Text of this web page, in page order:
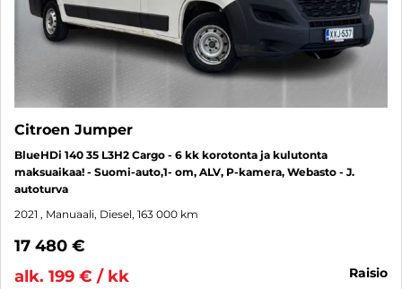
Citroen Jumper
BlueHDi 140 35 L3H2 Cargo - 6 kk korotonta ja kulutonta
maksuaikaa! - Suomi-auto,1- om, ALV, P-kamera, Webasto - J.
autoturva
2021 , Manuaali, Diesel, 163 000 km
17 480 €
alk. 199 € / kk
raisio